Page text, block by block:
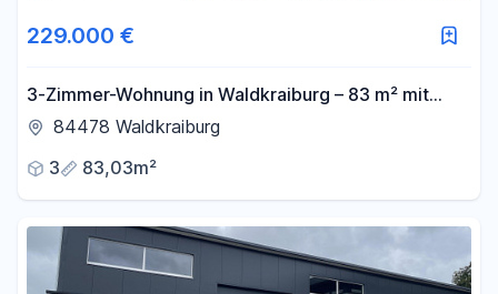
229.000 €
3-Zimmer-Wohnung in Waldkraiburg – 83 m² mit
bester Infrastruktur
84478 Waldkraiburg
3
83,03m²